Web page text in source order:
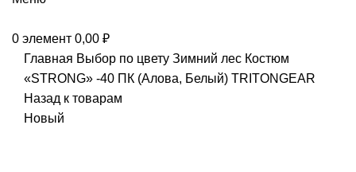
0 элемент 0,00 ₽
Главная Выбор по цвету Зимний лес Костюм
«STRONG» -40 ПК (Алова, Белый) TRITONGEAR
Назад к товарам
Новый